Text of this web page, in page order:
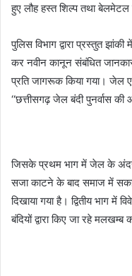
हुए लौह हस्त शिल्प तथा बेलमेटल
पुलिस विभाग द्वारा प्रस्तुत
कर नवीन कानून संबंधित
प्रति जागरूक किया गया। जेल
‘‘छत्तीसगढ़ जेल बंदी पुनर्वास
जिसके प्रथम भाग में जेल के अंदर
सजा काटने के बाद समाज में
दिखाया गया है। द्वितीय भाग में
बंदियों द्वारा किए जा रहे मलखम्ब